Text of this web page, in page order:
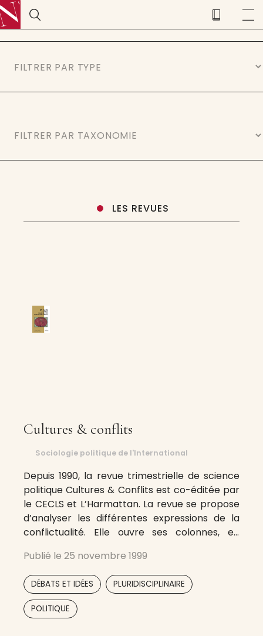
LES REVUES
Cultures & conflits
Sociologie politique de l'International
Depuis 1990, la revue trimestrielle de science
politique Cultures & Conflits est co-éditée par
le CECLS et L’Harmattan. La revue se propose
d’analyser les différentes expressions de la
conflictualité. Elle ouvre ses colonnes, en
espagnol, à des politistes mais aussi à des
sociologues, à des anthropologues, à
Publié le 25 novembre 1999
DÉBATS ET IDÉES PLURIDISCIPLINAIRE
POLITIQUE